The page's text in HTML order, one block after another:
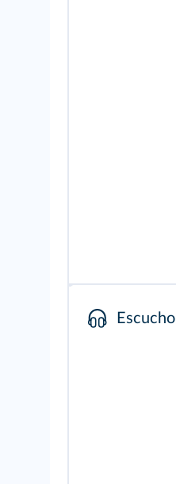
Escucho